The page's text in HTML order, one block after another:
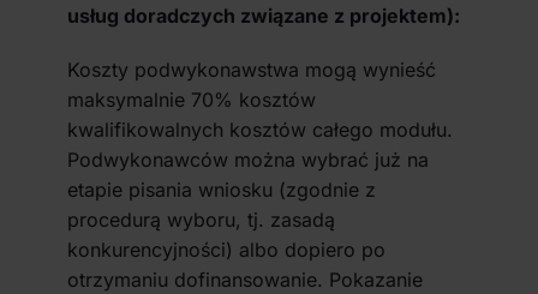
usług doradczych związane z projektem):
Koszty podwykonawstwa mogą wynieść
maksymalnie 70% kosztów
kwalifikowalnych kosztów całego modułu.
Podwykonawców można wybrać już na
etapie pisania wniosku (zgodnie z
procedurą wyboru, tj. zasadą
konkurencyjności) albo dopiero po
otrzymaniu dofinansowanie. Pokazanie